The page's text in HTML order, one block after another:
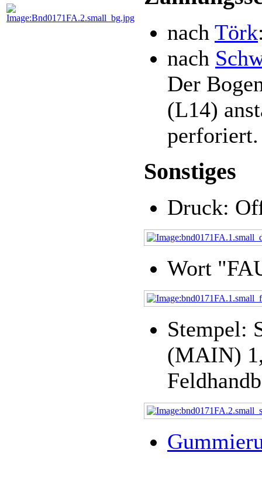
nach Törk
nach
Der
(L14)
perforiert.
Sonstiges
Druck:
Wort
Stempel:
(MAIN)